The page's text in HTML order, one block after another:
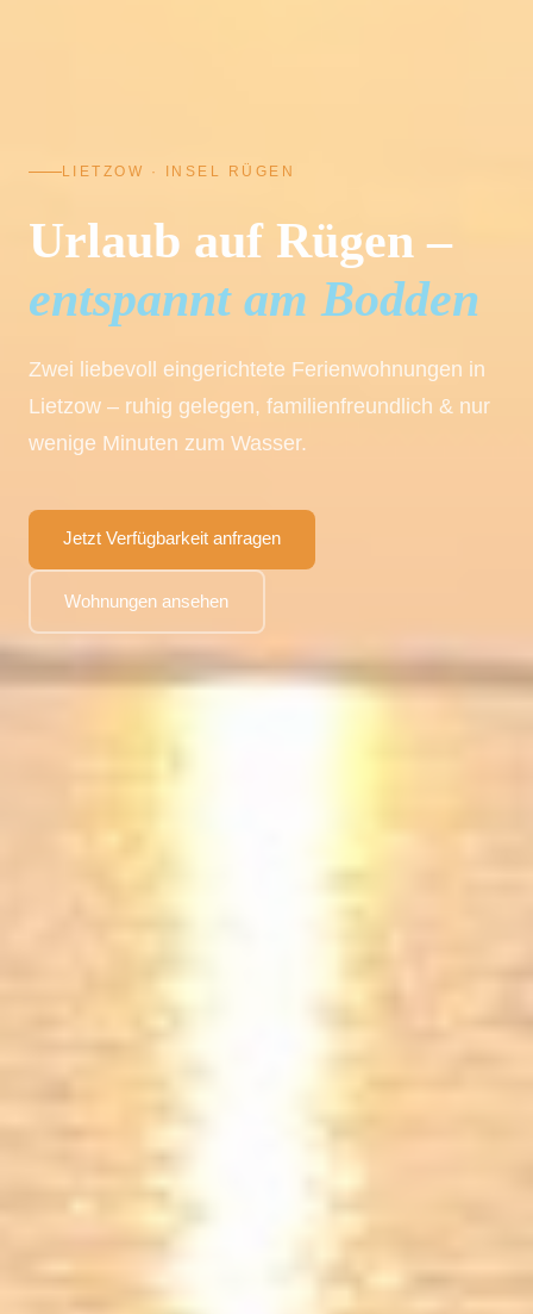
LIETZOW · INSEL RÜGEN
Urlaub auf Rügen –
entspannt am Bodden
Zwei liebevoll eingerichtete Ferienwohnungen in
Lietzow – ruhig gelegen, familienfreundlich & nur
wenige Minuten zum Wasser.
Jetzt Verfügbarkeit anfragen
Wohnungen ansehen